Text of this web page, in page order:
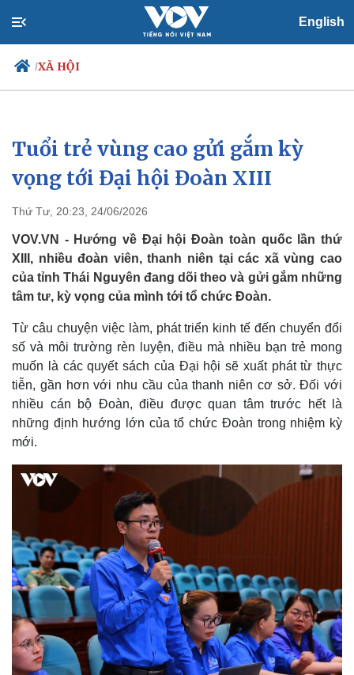
English
/XÃ HỘI
Chính trị
Tổ chức nhân sự
Nhận diện sự thật
Xã hội
Tin 24h
Dự báo thời tiết
Việc làm
Biển đảo
Tuổi trẻ vùng cao gửi gắm kỳ
vọng tới Đại hội Đoàn XIII
Thứ Tư, 20:23, 24/06/2026
VOV.VN - Hướng về Đại hội Đoàn toàn quốc lần thứ
XIII, nhiều đoàn viên, thanh niên tại các xã vùng cao
của tỉnh Thái Nguyên đang dõi theo và gửi gắm những
tâm tư, kỳ vọng của mình tới tổ chức Đoàn.
Từ câu chuyện việc làm, phát triển kinh tế đến chuyển đổi
số và môi trường rèn luyện, điều mà nhiều bạn trẻ mong
muốn là các quyết sách của Đại hội sẽ xuất phát từ thực
tiễn, gần hơn với nhu cầu của thanh niên cơ sở. Đối với
nhiều cán bộ Đoàn, điều được quan tâm trước hết là
những định hướng lớn của tổ chức Đoàn trong nhiệm kỳ
mới.